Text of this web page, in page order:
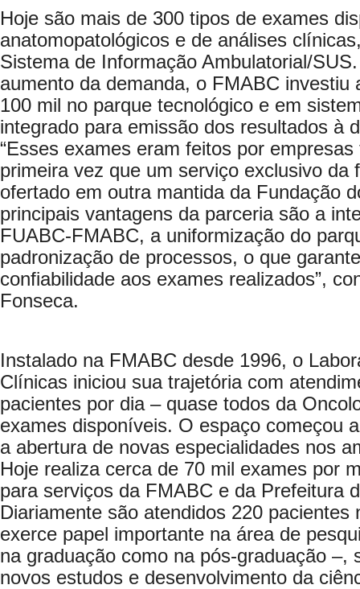
Hoje são mais de 300 tipos de exames
anatomopatológicos e de análises
Sistema de Informação Ambulatorial/
aumento da demanda, o FMABC investiu
100 mil no parque tecnológico e em
integrado para emissão dos resultados à
“Esses exames eram feitos por
primeira vez que um serviço exclusivo da
ofertado em outra mantida da Fundação
principais vantagens da parceria são a
FUABC-FMABC, a uniformização do
padronização de processos, o que
confiabilidade aos exames realizados”,
Fonseca.
Instalado na FMABC desde 1996, o
Clínicas iniciou sua trajetória com
pacientes por dia – quase todos da
exames disponíveis. O espaço começou
a abertura de novas especialidades nos
Hoje realiza cerca de 70 mil exames por
para serviços da FMABC e da Prefeitura
Diariamente são atendidos 220 pacientes
exerce papel importante na área de
na graduação como na pós-graduação –,
novos estudos e desenvolvimento da